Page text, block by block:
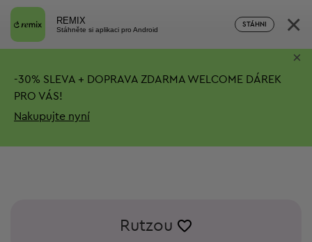
REMIX
Stáhněte si aplikaci pro Android
STÁHNI ×
-30% SLEVA + DOPRAVA ZDARMA WELCOME DÁREK
PRO VÁS!
Nakupujte nyní
×
Rutzou